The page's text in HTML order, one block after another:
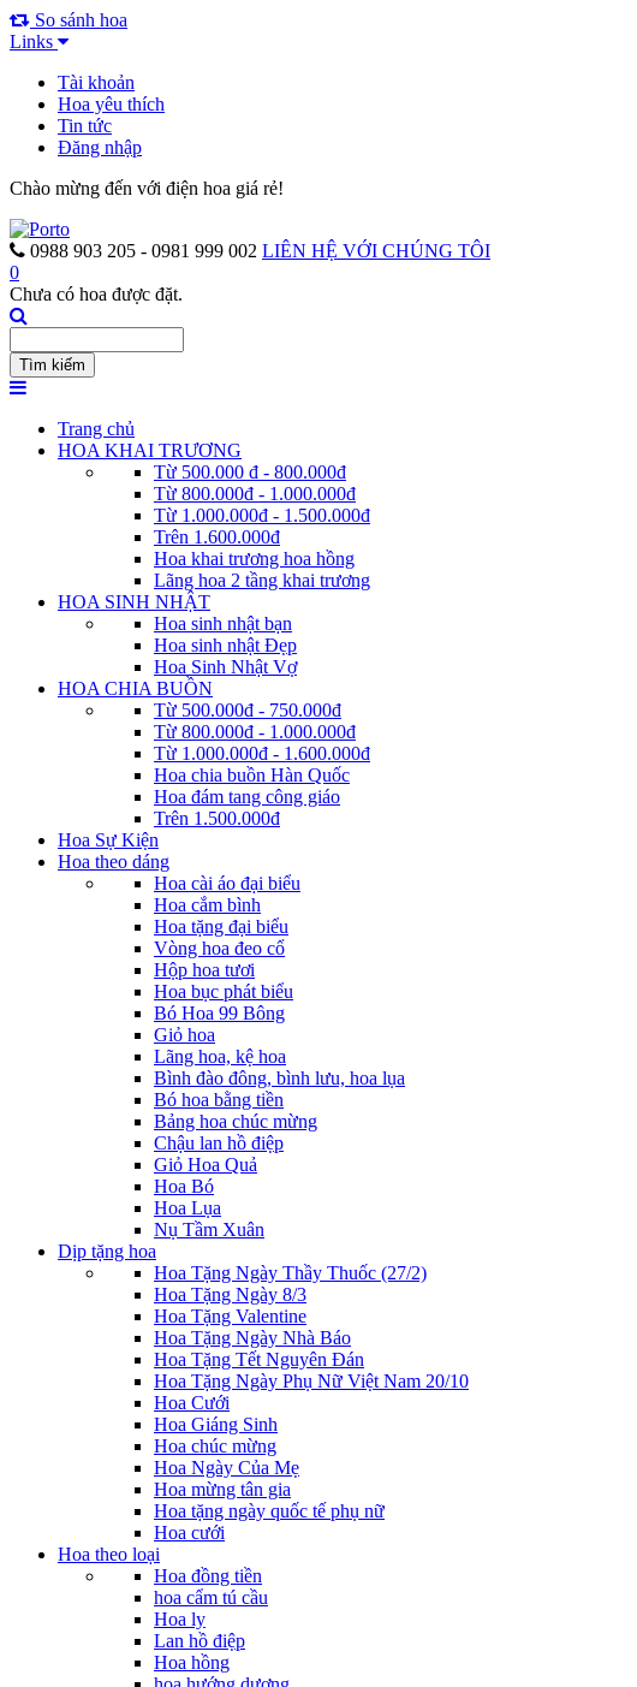
So sánh hoa
Links
Tài khoản
Hoa yêu thích
Tin tức
Đăng nhập
Chào mừng đến với điện hoa giá rẻ!
0988 903 205 - 0981 999 002 LIÊN HỆ VỚI CHÚNG TÔI
0
Chưa có hoa được đặt.
Trang chủ
HOA KHAI TRƯƠNG
Từ 500.000 đ - 800.000đ
Từ 800.000đ - 1.000.000đ
Từ 1.000.000đ - 1.500.000đ
Trên 1.600.000đ
Hoa khai trương hoa hồng
Lãng hoa 2 tầng khai trương
HOA SINH NHẬT
Hoa sinh nhật bạn
Hoa sinh nhật Đẹp
Hoa Sinh Nhật Vợ
HOA CHIA BUỒN
Từ 500.000đ - 750.000đ
Từ 800.000đ - 1.000.000đ
Từ 1.000.000đ - 1.600.000đ
Hoa chia buồn Hàn Quốc
Hoa đám tang công giáo
Trên 1.500.000đ
Hoa Sự Kiện
Hoa theo dáng
Hoa cài áo đại biểu
Hoa cắm bình
Hoa tặng đại biểu
Vòng hoa đeo cổ
Hộp hoa tươi
Hoa bục phát biểu
Bó Hoa 99 Bông
Giỏ hoa
Lãng hoa, kệ hoa
Bình đào đông, bình lưu, hoa lụa
Bó hoa bằng tiền
Bảng hoa chúc mừng
Chậu lan hồ điệp
Giỏ Hoa Quả
Hoa Bó
Hoa Lụa
Nụ Tầm Xuân
Dịp tặng hoa
Hoa Tặng Ngày Thầy Thuốc (27/2)
Hoa Tặng Ngày 8/3
Hoa Tặng Valentine
Hoa Tặng Ngày Nhà Báo
Hoa Tặng Tết Nguyên Đán
Hoa Tặng Ngày Phụ Nữ Việt Nam 20/10
Hoa Cưới
Hoa Giáng Sinh
Hoa chúc mừng
Hoa Ngày Của Mẹ
Hoa mừng tân gia
Hoa tặng ngày quốc tế phụ nữ
Hoa cưới
Hoa theo loại
Hoa đồng tiền
hoa cẩm tú cầu
Hoa ly
Lan hồ điệp
Hoa hồng